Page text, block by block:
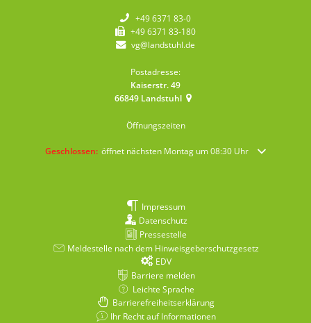
+49 6371 83-0
+49 6371 83-180
vg@landstuhl.de
Postadresse:
Kaiserstr. 49
66849 Landstuhl
Öffnungszeiten
Klicken, um weitere Öffnungs- oder Schließzeiten auszublenden
Geschlossen: öffnet nächsten Montag um 08:30 Uhr
Impressum
Datenschutz
Pressestelle
Meldestelle nach dem Hinweisgeberschutzgesetz
EDV
Barriere melden
Leichte Sprache
Barrierefreiheitserklärung
Ihr Recht auf Informationen